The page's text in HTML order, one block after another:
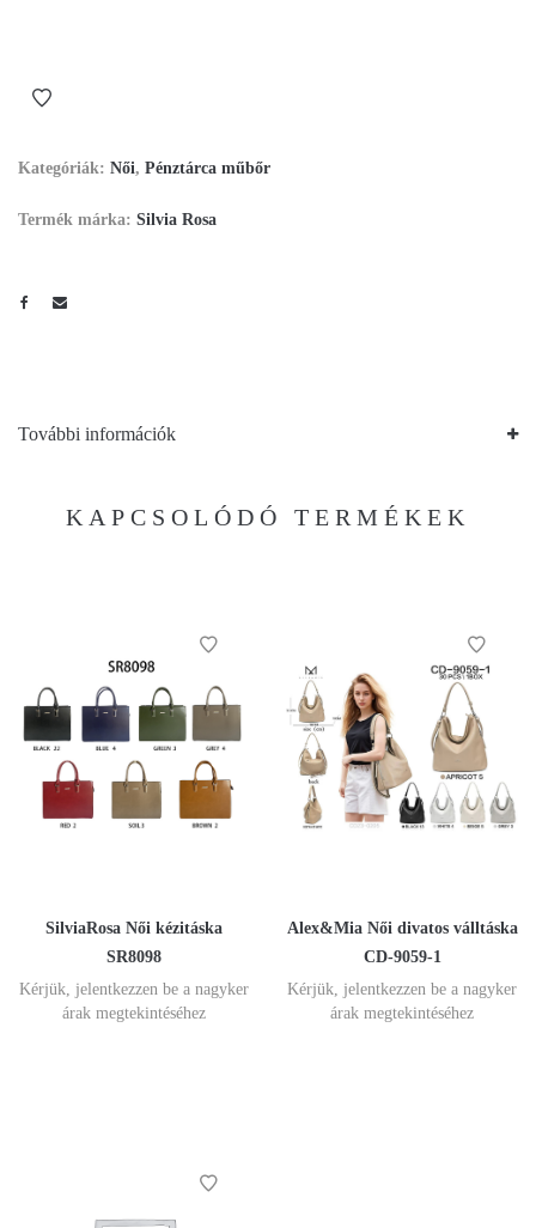
Kategóriák: Női, Pénztárca műbőr
Termék márka: Silvia Rosa
További információk
KAPCSOLÓDÓ TERMÉKEK
SilviaRosa Női kézitáska
SR8098
Kérjük, jelentkezzen be a nagyker
árak megtekintéséhez
Alex&Mia Női divatos válltáska
CD-9059-1
Kérjük, jelentkezzen be a nagyker
árak megtekintéséhez